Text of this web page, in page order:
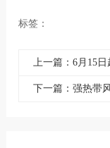
标签：
下一篇：强热带